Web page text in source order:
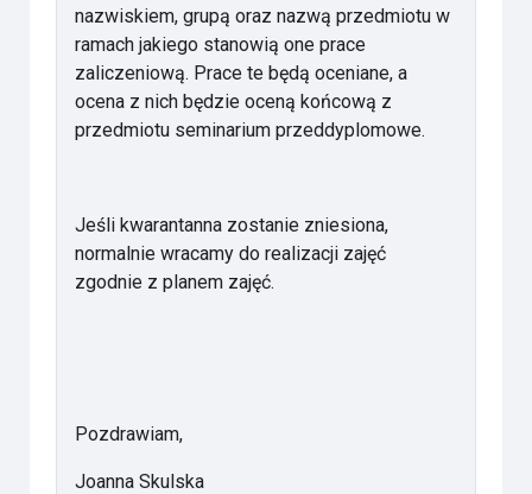
nazwiskiem, grupą oraz nazwą przedmiotu w
ramach jakiego stanowią one prace
zaliczeniową. Prace te będą oceniane, a
ocena z nich będzie oceną końcową z
przedmiotu seminarium przeddyplomowe.
Jeśli kwarantanna zostanie zniesiona,
normalnie wracamy do realizacji zajęć
zgodnie z planem zajęć.
Pozdrawiam,
Joanna Skulska